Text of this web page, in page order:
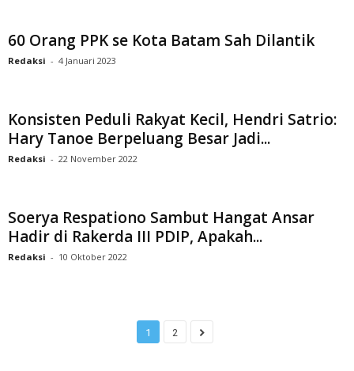
60 Orang PPK se Kota Batam Sah Dilantik
Redaksi - 4 Januari 2023
Konsisten Peduli Rakyat Kecil, Hendri Satrio:
Hary Tanoe Berpeluang Besar Jadi...
Redaksi - 22 November 2022
Soerya Respationo Sambut Hangat Ansar
Hadir di Rakerda III PDIP, Apakah...
Redaksi - 10 Oktober 2022
1 2